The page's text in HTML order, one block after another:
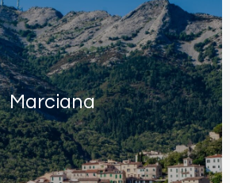
Marciana